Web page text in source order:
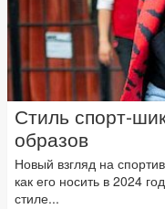
Стиль спорт-
образов
Новый взгляд на
как его носить в 2024
стиле...